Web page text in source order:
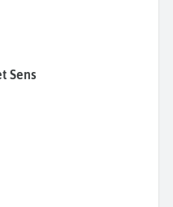
Sens